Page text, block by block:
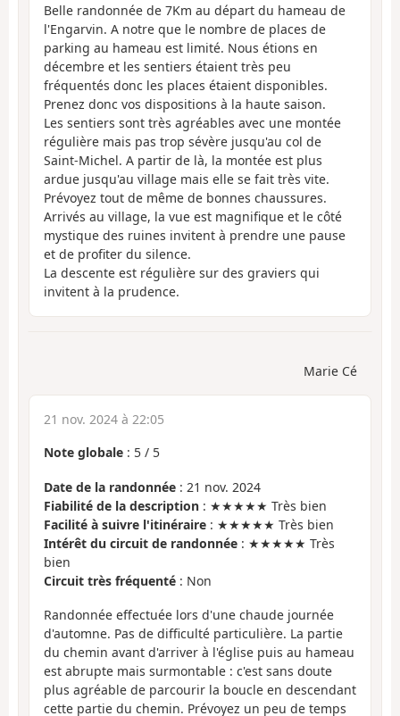
Belle randonnée de 7Km au départ du hameau de
l'Engarvin. A notre que le nombre de places de
parking au hameau est limité. Nous étions en
décembre et les sentiers étaient très peu
fréquentés donc les places étaient disponibles.
Prenez donc vos dispositions à la haute saison.
Les sentiers sont très agréables avec une montée
régulière mais pas trop sévère jusqu'au col de
Saint-Michel. A partir de là, la montée est plus
ardue jusqu'au village mais elle se fait très vite.
Prévoyez tout de même de bonnes chaussures.
Arrivés au village, la vue est magnifique et le côté
mystique des ruines invitent à prendre une pause
et de profiter du silence.
La descente est régulière sur des graviers qui
invitent à la prudence.
Marie Cé
21 nov. 2024 à 22:05
Note globale : 5 / 5
Date de la randonnée : 21 nov. 2024
Fiabilité de la description : ★★★★★ Très bien
Facilité à suivre l'itinéraire : ★★★★★ Très bien
Intérêt du circuit de randonnée : ★★★★★ Très
bien
Circuit très fréquenté : Non
Randonnée effectuée lors d'une chaude journée
d'automne. Pas de difficulté particulière. La partie
du chemin avant d'arriver à l'église puis au hameau
est abrupte mais surmontable : c'est sans doute
plus agréable de parcourir la boucle en descendant
cette partie du chemin. Prévoyez un peu de temps